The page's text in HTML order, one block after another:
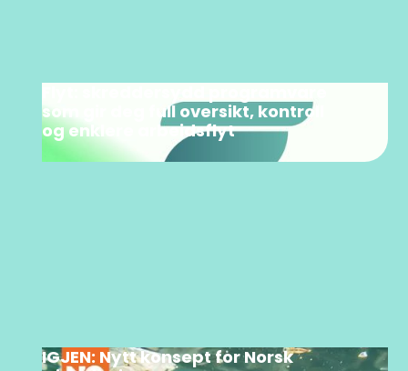
som gir deg full oversikt, kontroll
og enklere arbeidsflyt
IGJEN: Nytt konsept for Norsk